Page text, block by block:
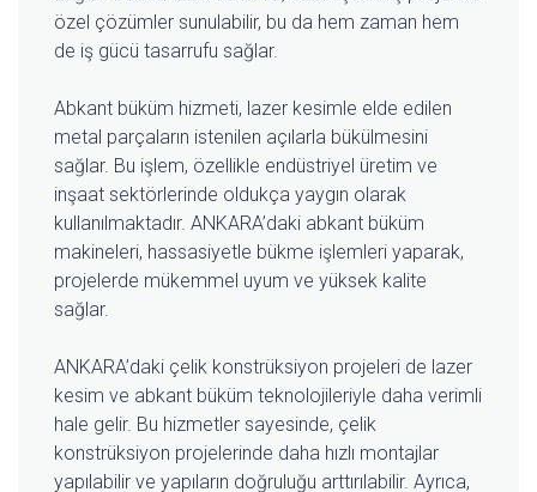
özel çözümler sunulabilir, bu da hem zaman hem
de iş gücü tasarrufu sağlar.
Abkant büküm hizmeti, lazer kesimle elde edilen
metal parçaların istenilen açılarla bükülmesini
sağlar. Bu işlem, özellikle endüstriyel üretim ve
inşaat sektörlerinde oldukça yaygın olarak
kullanılmaktadır. ANKARA’daki abkant büküm
makineleri, hassasiyetle bükme işlemleri yaparak,
projelerde mükemmel uyum ve yüksek kalite
sağlar.
ANKARA’daki çelik konstrüksiyon projeleri de lazer
kesim ve abkant büküm teknolojileriyle daha verimli
hale gelir. Bu hizmetler sayesinde, çelik
konstrüksiyon projelerinde daha hızlı montajlar
yapılabilir ve yapıların doğruluğu arttırılabilir. Ayrıca,